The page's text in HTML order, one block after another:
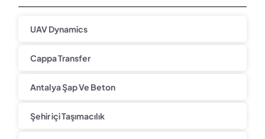
UAV Dynamics
Cappa Transfer
Antalya Şap Ve Beton
Şehir içi Taşımacılık